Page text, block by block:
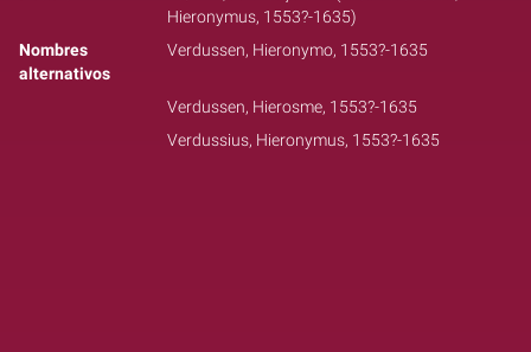
Hieronymus, 1553?-1635)
Nombres
alternativos
Verdussen, Hieronymo, 1553?-1635
Verdussen, Hierosme, 1553?-1635
Verdussius, Hieronymus, 1553?-1635